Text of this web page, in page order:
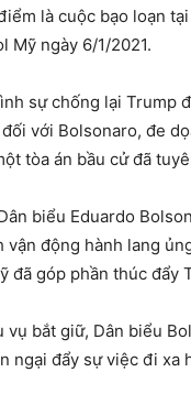
là cuộc bạo loạn
Mỹ ngày 6/1/2021.
sự chống lại Trump
với Bolsonaro, đe
tòa án bầu cử đã
biểu Eduardo
động hành lang
đã góp phần thúc
bắt giữ, Dân biểu
ngại đẩy sự việc đi xa